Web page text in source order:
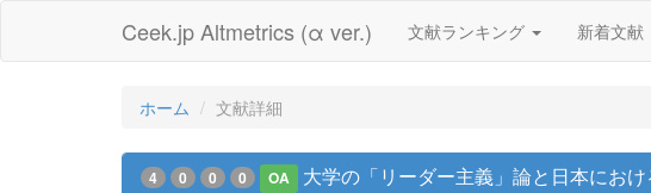
Ceek.jp Altmetrics (α ver.) 文献ランキング 新着文献
ホーム 文献詳細
4 0 0 0 OA 大学の「リーダー主義」論と日本にお